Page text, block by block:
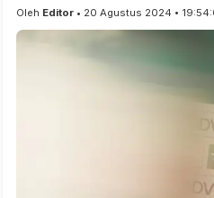
Oleh Editor • 20 Agustus 2024 •